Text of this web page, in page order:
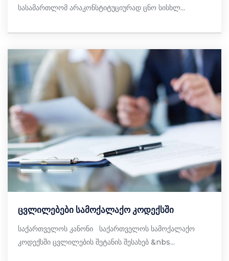
სასამართლომ არაკონსტიტუციურად ცნო სისხლ...
ცვლილებები სამოქალაქო კოდექსში
საქართველოს კანონი საქართველოს სამოქალაქო
კოდექსში ცვლილების შეტანის შესახებ &nbs...